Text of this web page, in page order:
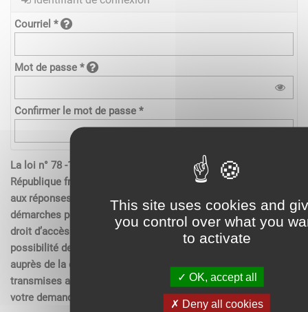
This site uses cookies and
you control over what you
to activate
OK, accept all
Deny all cookies
Courriel *
Mot de passe *
Confirmer le mot de passe *
La loi n° 78 -17 du 6 janvier 1978 relative à l’informatique de la
République française, aux fichiers et aux libertés s’applique
aux réponses contenues dans les demandes effectués sur les
démarches pour les personnes physiques. Elle garantit un
droit d’accès aux données nominatives les concernant et la
possibilité de rectification. Ces droits peuvent être exercés
auprès de la collectivité. Les données recueillies seront
transmises aux services compétents pour l’instruction de
votre demande.